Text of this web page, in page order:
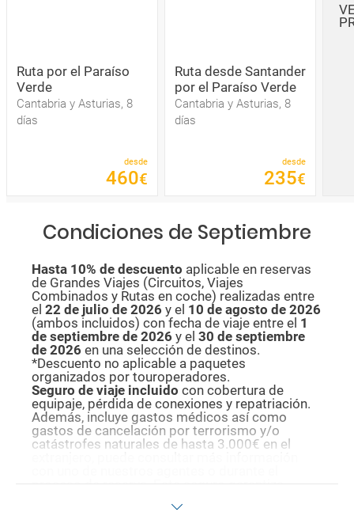
Ruta por el Paraíso
Verde
Cantabria y Asturias, 8
días
desde
460€
Ruta desde Santander
por el Paraíso Verde
Cantabria y Asturias, 8
días
desde
235€
Condiciones de Septiembre
Hasta 10% de descuento aplicable en reservas
de Grandes Viajes (Circuitos, Viajes
Combinados y Rutas en coche) realizadas entre
el 22 de julio de 2026 y el 10 de agosto de 2026
(ambos incluidos) con fecha de viaje entre el 1
de septiembre de 2026 y el 30 de septiembre
de 2026 en una selección de destinos.
*Descuento no aplicable a paquetes
organizados por touroperadores.
Seguro de viaje incluido con cobertura de
equipaje, pérdida de conexiones y repatriación.
Además, incluye gastos médicos así como
gastos de cancelación por terrorismo y/o
catástrofes naturales de hasta 3.000€ en el
si quiere reforzar esta asistencia tiene que